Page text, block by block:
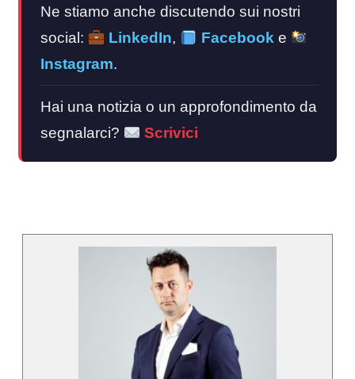
Ne stiamo anche discutendo sui nostri
social:
LinkedIn, Facebooke
Instagram.
Hai una notizia o un approfondimento da
segnalarci?
Scrivici